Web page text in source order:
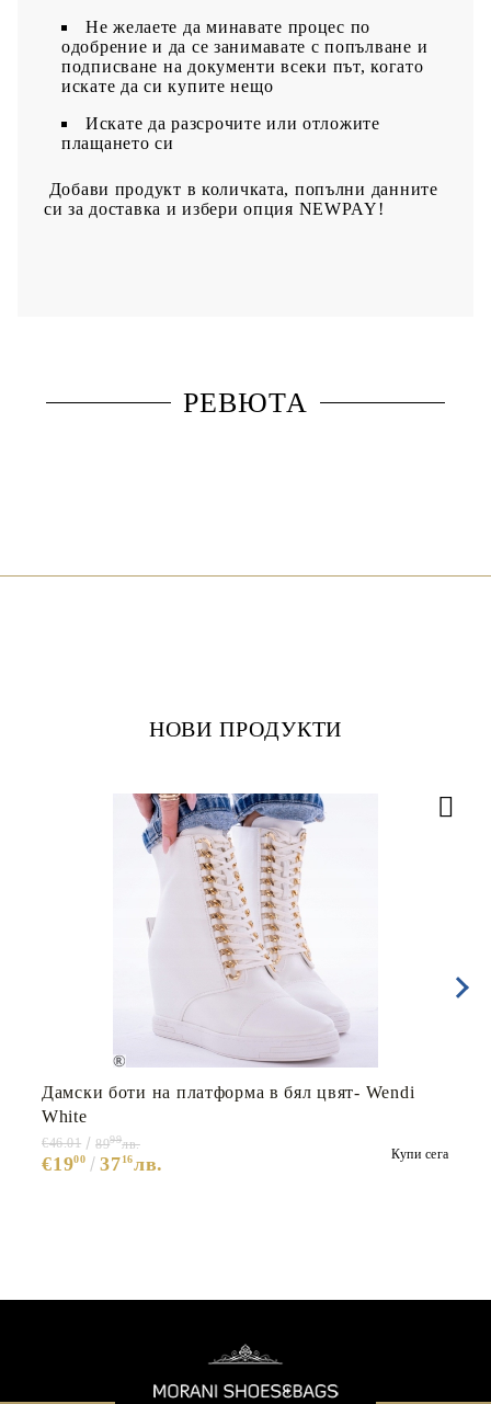
Не желаете да минавате процес по
одобрение и да се занимавате с попълване и
подписване на документи всеки път, когато
искате да си купите нещо
Искате да разсрочите или отложите
плащането си
Добави продукт в количката, попълни данните
си за доставка и избери опция NEWPAY!
РЕВЮТА
НОВИ ПРОДУКТИ
Дамски боти на платформа в бял цвят- Wendi
White
€1900 3716лв.
€46.01 8999лв.
Купи сега